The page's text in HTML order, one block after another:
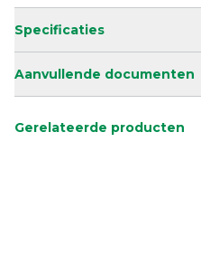
Specificaties
Aanvullende documenten
Gerelateerde producten